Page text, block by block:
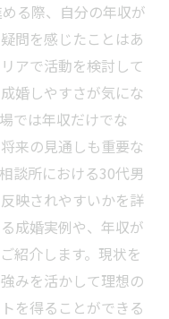
る際、自分の年収が
問を感じたことはあ
アで活動を検討して
婚しやすさが気にな
では年収だけでな
来の見通しも重要な
談所における30代男
映されやすいかを詳
成婚実例や、年収が
紹介します。現状を
みを活かして理想の
を得ることができる